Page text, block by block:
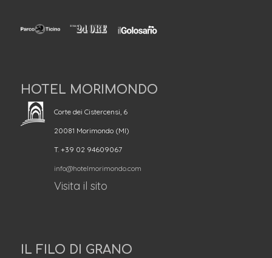
HOTEL MORIMONDO
Corte dei Cistercensi, 6
20081 Morimondo (MI)
T. +39 02 94609067
info@hotelmorimondo.com
Visita il sito
IL FILO DI GRANO